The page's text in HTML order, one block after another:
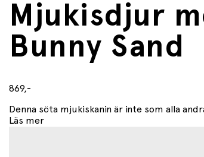
Mjukisdjur
Bunny Sand
869,-
Denna söta mjukiskanin är inte som alla
Läs mer